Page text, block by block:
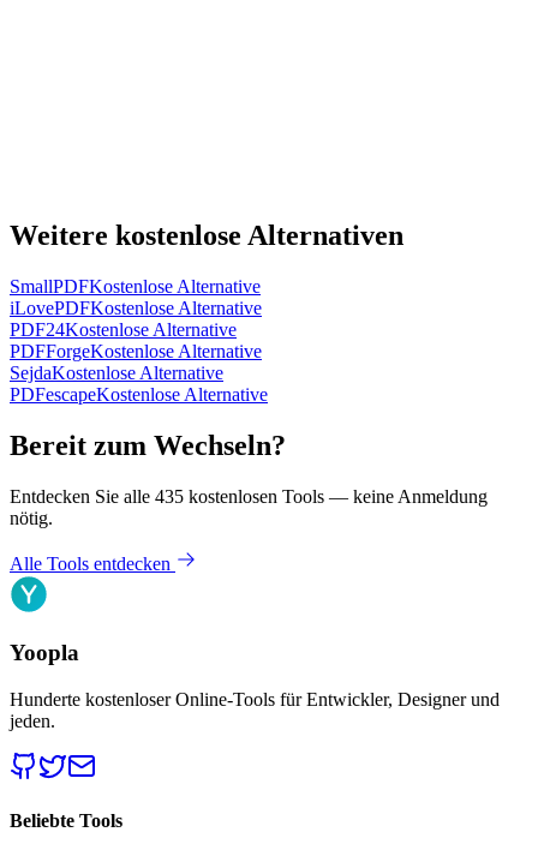
Weitere kostenlose Alternativen
SmallPDFKostenlose Alternative
iLovePDFKostenlose Alternative
PDF24Kostenlose Alternative
PDFForgeKostenlose Alternative
SejdaKostenlose Alternative
PDFescapeKostenlose Alternative
Bereit zum Wechseln?
Entdecken Sie alle 435 kostenlosen Tools — keine Anmeldung
nötig.
Alle Tools entdecken
Yoopla
Hunderte kostenloser Online-Tools für Entwickler, Designer und
jeden.
Beliebte Tools